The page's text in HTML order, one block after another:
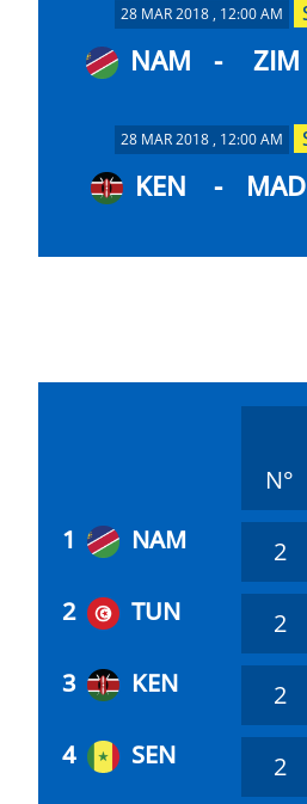
28 MAR 2018 , 12:00 AM
NAM - ZIM
28 MAR 2018 , 12:00 AM
KEN - MAD
N°
1
NAM 2
2
TUN 2
3
KEN 2
4
SEN 2